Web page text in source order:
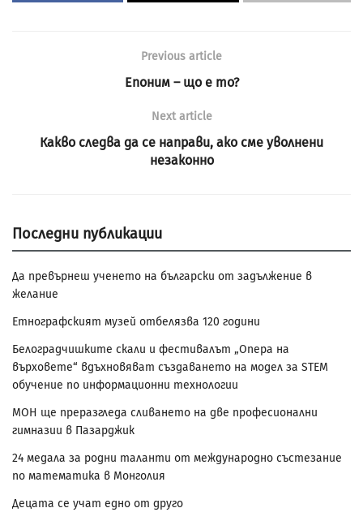
Previous article
Епоним – що е то?
Next article
Какво следва да се направи, ако сме уволнени
незаконно
Последни публикации
Да превърнеш ученето на български от задължение в
желание
Етнографският музей отбелязва 120 години
Белоградчишките скали и фестивалът „Опера на
върховете“ вдъхновяват създаването на модел за STEM
обучение по информационни технологии
МОН ще преразгледа сливането на две професионални
гимназии в Пазарджик
24 медала за родни таланти от международно състезание
по математика в Монголия
Децата се учат едно от друго